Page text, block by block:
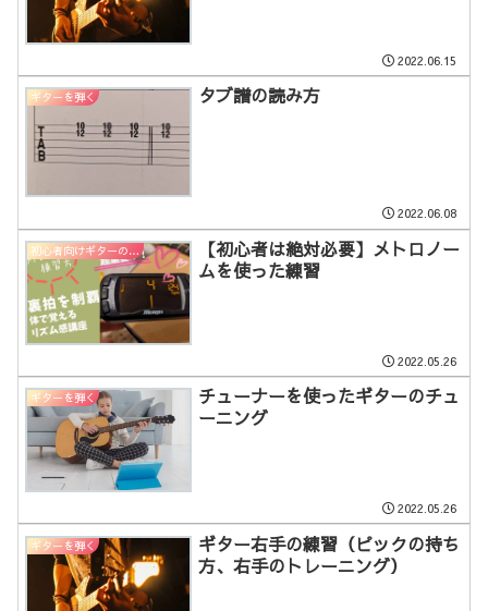
2022.06.15
ギターを弾く タブ譜の読み方
2022.06.08
初心者向けギターの練習方法
【初心者は絶対必要】メトロノー
ムを使った練習
2022.05.26
ギターを弾く
チューナーを使ったギターのチュ
ーニング
2022.05.26
ギターを弾く
ギター右手の練習（ピックの持ち
方、右手のトレーニング）